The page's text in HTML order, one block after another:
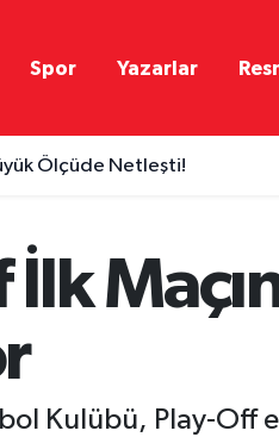
Spor Yazarlar
Ölçüde Netleşti!
Kulübü, Play-Off